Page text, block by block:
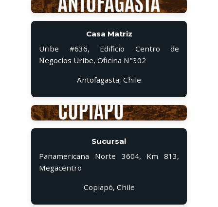
Casa Matriz
Uribe #636, Edificio Centro de
Negocios Uribe, Oficina N°302
Antofagasta, Chile
Sucursal
Panamericana Norte 3604, Km 813,
Megacentro
Copiapó, Chile